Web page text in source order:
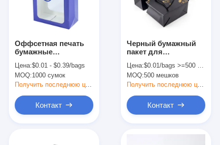
Оффсетная печать
бумажные
экологически чистые
Kraft бумажные
подарочные пакеты
Цена:$0.01 - $0.39/bags
MOQ:1000 сумок
Получить последнюю цену
Контакт
Черный бумажный
пакет для
Цена:$0.01/bags >=500 bags
MOQ:500 мешков
Получить последнюю цену
Контакт